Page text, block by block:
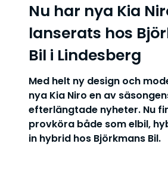
Nu har nya Kia
lanserats hos
Bil i Lindesberg
Med helt ny design och
nya Kia Niro en av
efterlängtade nyheter. Nu
provköra både som elbil,
in hybrid hos Björkmans Bil.